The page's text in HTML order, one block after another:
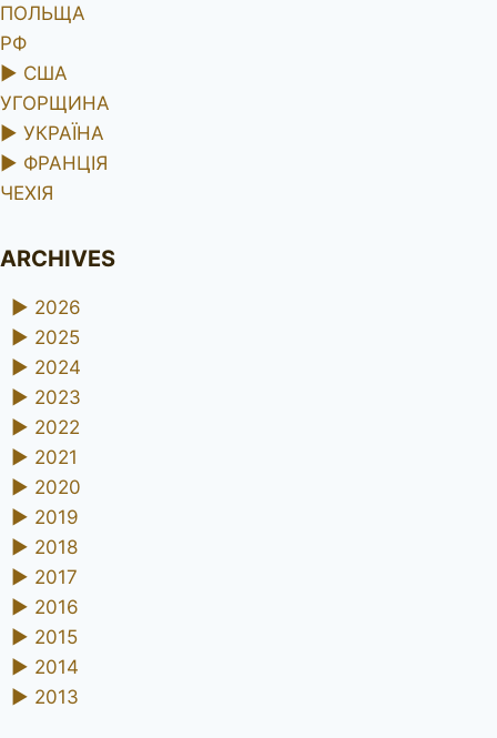
ПОЛЬЩА
РФ
► США
УГОРЩИНА
► УКРАЇНА
► ФРАНЦІЯ
ЧЕХІЯ
ARCHIVES
► 2026
► 2025
► 2024
► 2023
► 2022
► 2021
► 2020
► 2019
► 2018
► 2017
► 2016
► 2015
► 2014
► 2013